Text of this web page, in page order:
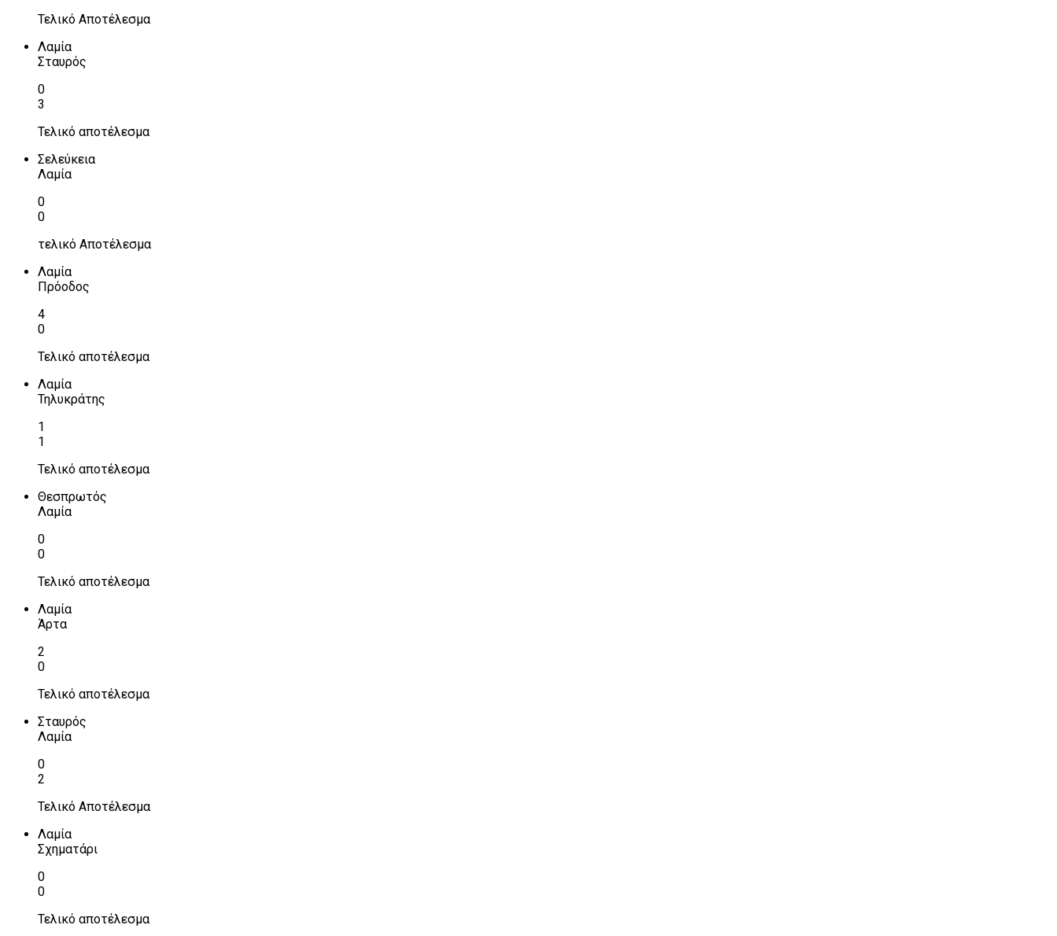
Τελικό Αποτέλεσμα
Λαμία
Σταυρός
0
3
Τελικό αποτέλεσμα
Σελεύκεια
Λαμία
0
0
τελικό Αποτέλεσμα
Λαμία
Πρόοδος
4
0
Τελικό αποτέλεσμα
Λαμία
Τηλυκράτης
1
1
Τελικό αποτέλεσμα
Θεσπρωτός
Λαμία
0
0
Τελικό αποτέλεσμα
Λαμία
Άρτα
2
0
Τελικό αποτέλεσμα
Σταυρός
Λαμία
0
2
Τελικό Αποτέλεσμα
Λαμία
Σχηματάρι
0
0
Τελικό αποτέλεσμα